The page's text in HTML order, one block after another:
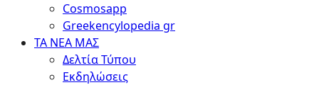
Cosmosapp
Greekencylopedia gr
ΤΑ ΝΕΑ ΜΑΣ
Δελτία Τύπου
Εκδηλώσεις